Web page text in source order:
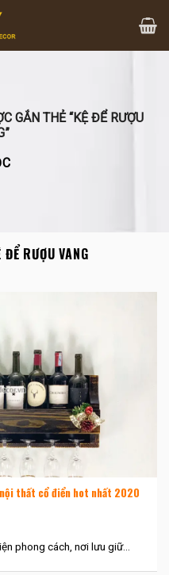
GẮN THẺ “KỆ ĐỂ RƯỢU
ĐỂ RƯỢU VANG
thất cổ điển hot nhất 2020
phong cách, nơi lưu giữ...